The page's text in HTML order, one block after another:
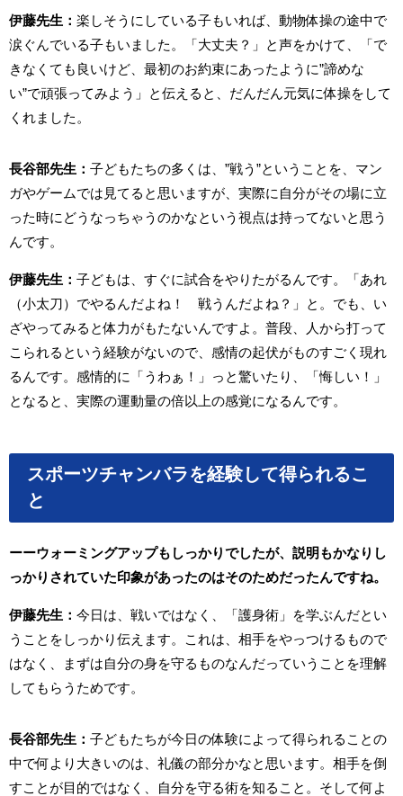
伊藤先生： 楽しそうにしている子もいれば、動物体操の途中で
涙ぐんでいる子もいました。「大丈夫？」と声をかけて、「で
きなくても良いけど、最初のお約束にあったように”諦めな
い”で頑張ってみよう」と伝えると、だんだん元気に体操をして
くれました。
⻑谷部先生： 子どもたちの多くは、”戦う”ということを、マン
ガやゲームでは見てると思いますが、実際に自分がその場に立
った時にどうなっちゃうのかなという視点は持ってないと思う
んです。
伊藤先生： 子どもは、すぐに試合をやりたがるんです。「あれ
（小太刀）でやるんだよね！ 戦うんだよね？」と。でも、い
ざやってみると体力がもたないんですよ。普段、人から打って
こられるという経験がないので、感情の起伏がものすごく現れ
るんです。感情的に「うわぁ！」っと驚いたり、「悔しい！」
となると、実際の運動量の倍以上の感覚になるんです。
スポーツチャンバラを経験して得られるこ
と
ーーウォーミングアップもしっかりでしたが、説明もかなりし
っかりされていた印象があったのはそのためだったんですね。
伊藤先生： 今日は、戦いではなく、「護身術」を学ぶんだとい
うことをしっかり伝えます。これは、相手をやっつけるもので
はなく、まずは自分の身を守るものなんだっていうことを理解
してもらうためです。
⻑谷部先生： 子どもたちが今日の体験によって得られることの
中で何より大きいのは、礼儀の部分かなと思います。相手を倒
すことが目的ではなく、自分を守る術を知ること。そして何よ